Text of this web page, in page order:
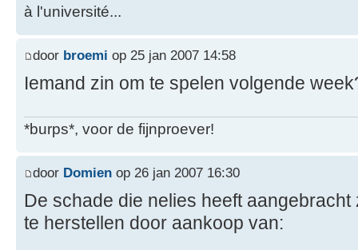
à l'université...
door broemi op 25 jan 2007 14:58
Iemand zin om te spelen volgende
*burps*, voor de fijnproever!
door Domien op 26 jan 2007 16:30
De schade die nelies heeft
te herstellen door aankoop van: